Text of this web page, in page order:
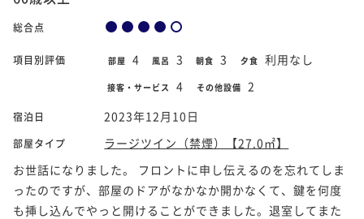
総合点
項目別評価 部屋 4 風呂 3 朝食 3 夕食 利用なし
接客・サービス 4 その他設備 2
宿泊日 2023年12月10日
部屋タイプ
ラージツイン（禁煙）【27.0㎡】
お世話になりました。 フロントに申し伝えるのを忘れてしま
ったのですが、部屋のドアがなかなか開かなくて、鍵を何度
も挿し込んでやっと開けることができました。退室してまた